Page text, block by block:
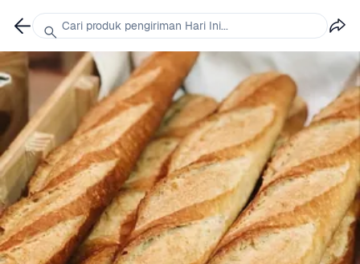
Cari produk pengiriman Hari Ini...